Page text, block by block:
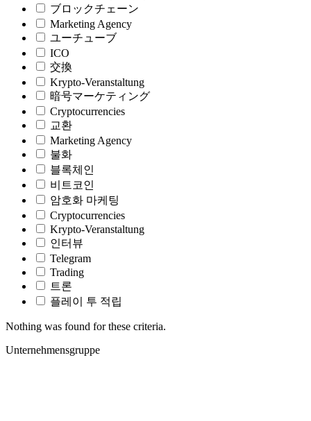
ブロックチェーン
Marketing Agency
ユーチューブ
ICO
交換
Krypto-Veranstaltung
暗号マーケティング
Cryptocurrencies
교환
Marketing Agency
불화
블록체인
비트코인
암호화 마케팅
Cryptocurrencies
Krypto-Veranstaltung
인터뷰
Telegram
Trading
트론
플레이 투 적립
Nothing was found for these criteria.
Unternehmensgruppe